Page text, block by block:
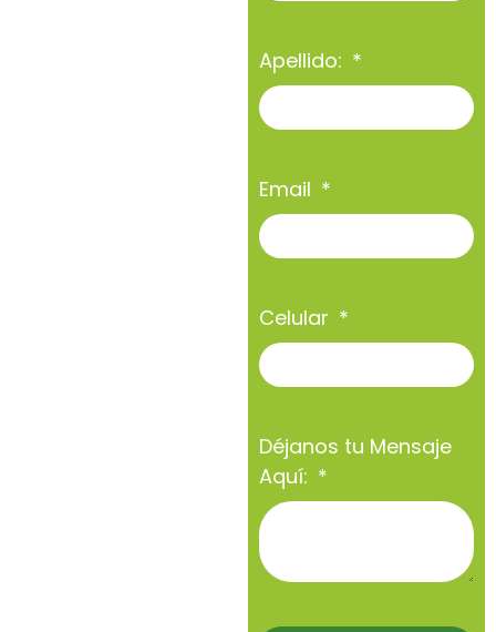
Apellido:
Email
Celular
Déjanos tu Mensaje
Aquí: